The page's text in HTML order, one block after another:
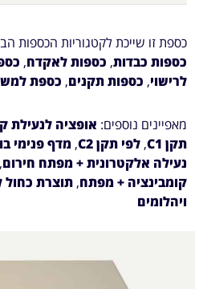
כספת זו שייכת לקטגוריות הכספות
כספות כבדות, כספות לאקדח,
לרישוי, כספות תקנים, כספת
מאפיינים נוספים: אופציה לנעילת
תקן C1
, לפי תקן C2 , מדף פנימי
נעילה אלקטרונית + מפתח חירום,
קומבינציה + מפתח, תוצרת כחול
ויהלומים